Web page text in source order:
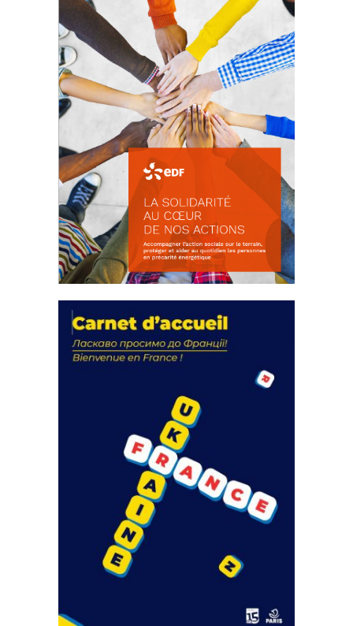
FEUILLETER
actions
18 septembre 2023
FEUILLETER